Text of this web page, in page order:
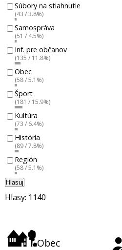
Súbory na stiahnutie
(43 / 3.8%)
Samospráva
(51 / 4.5%)
Inf. pre občanov
(135 / 11.8%)
Obec
(58 / 5.1%)
Šport
(181 / 15.9%)
Kultúra
(73 / 6.4%)
História
(89 / 7.8%)
Región
(58 / 5.1%)
Hlasuj
Hlasy: 1140
Obec